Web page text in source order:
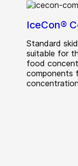
IceCon®
Standard
suitable for
food
components